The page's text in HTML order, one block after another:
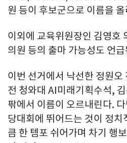
원 등이 후보군으로 이름을
이외에 교육위원장인 김영호
의원 등의 출마 가능성도 언
이번 선거에서 낙선한 정원
전 청와대 AI미래기획수석,
팎에서 이름이 오르내린다.
당대회에 뛰어드는 것이 정치
큼 한 템포 쉬어가며 차기 행